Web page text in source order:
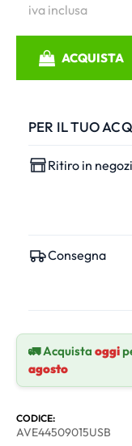
iva inclusa
ACQUISTA
PER IL TUO
Ritiro in
Consegna
🚛 Acquista oggi
agosto
CODICE:
AVE44509015USB